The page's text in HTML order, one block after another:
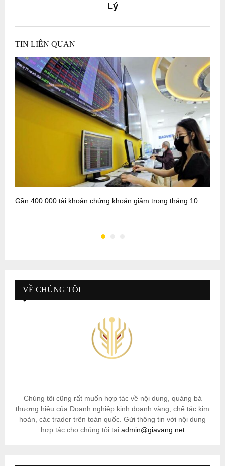
Lý
TIN LIÊN QUAN
Gần 400.000 tài khoản chứng khoán giảm trong tháng 10
VỀ CHÚNG TÔI
Chúng tôi cũng rất muốn hợp tác về nội dung, quảng bá
thương hiệu của Doanh nghiệp kinh doanh vàng, chế tác kim
hoàn, các trader trên toàn quốc. Gửi thông tin với nội dung
hợp tác cho chúng tôi tại admin@giavang.net